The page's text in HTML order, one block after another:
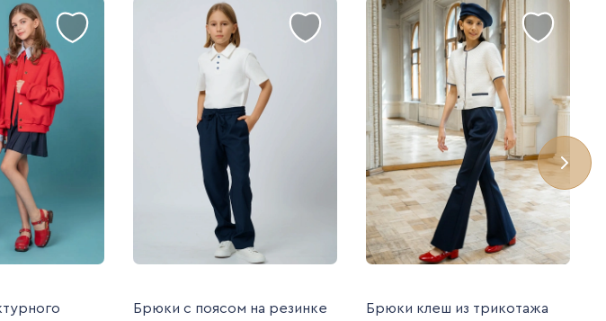
Брюки с поясом на резинке
Брюки клеш из трикотажа